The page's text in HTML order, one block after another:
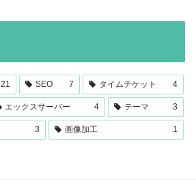
21 SEO 7 タイムチケット 4
エックスサーバー 4 テーマ 3
3 画像加工 1